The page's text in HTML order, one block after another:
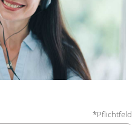
*Pflichtfeld